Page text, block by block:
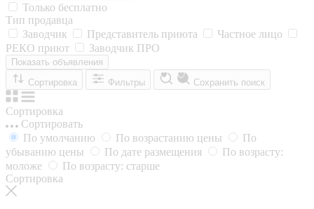
Только бесплатно
Тип продавца
Заводчик
Представитель приюта
Частное лицо
РЕКО приют
Заводчик ПРО
Показать объявления
Сортировка
Фильтры Сохранить поиск
Сортировка
Сортировать
По умолчанию
По возрастанию цены
По
убыванию цены
По дате размещения
По возрасту:
моложе
По возрасту: старше
Сортировка